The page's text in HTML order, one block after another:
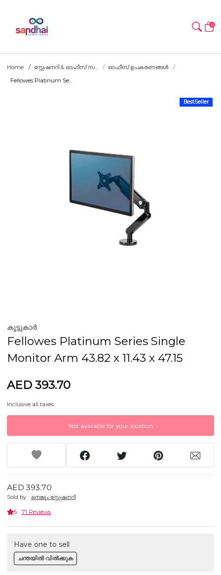
0
Home സ്റ്റേഷനറി & ഓഫീസ് സ...
ഓഫീസ് ഉപകരണങ്ങൾ
Fellowes Platinum Se...
BestSeller
കൂട്ടുകാർ
Fellowes Platinum Series Single
Monitor Arm 43.82 x 11.43 x 47.15
AED 393.70
Inclusive all taxes
Not available for your location
AED 393.70
Sold by നെജൂം സ്റ്റേഷനറി
5 71 Reviews
Have one to sell
ചന്തയിൽ വിൽക്കുക